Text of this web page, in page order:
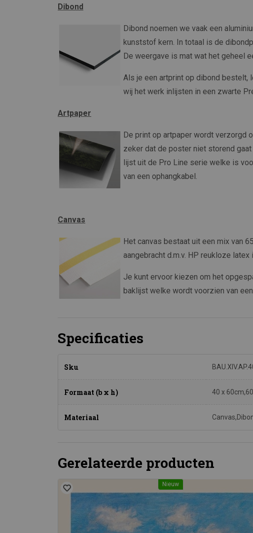
Dibond
Dibond noemen we vaak een
kunststof kern. In totaal is de
De weergave is mat wat het geheel
Als je een artprint op dibond bestelt,
wij het werk inlijsten in een zwarte
Artpaper
De print op artpaper wordt verzorgd
zeker dat de poster niet storend
lijst uit de Pro Line serie welke is
van een ophangkabel.
Canvas
Het canvas bestaat uit een mix van
aangebracht d.m.v. HP reukloze
Je kunt ervoor kiezen om het
baklijst welke wordt voorzien van
Specificaties
Sku
Formaat (b x h) 40 x
Materiaal
Gerelateerde producten
Nieuw